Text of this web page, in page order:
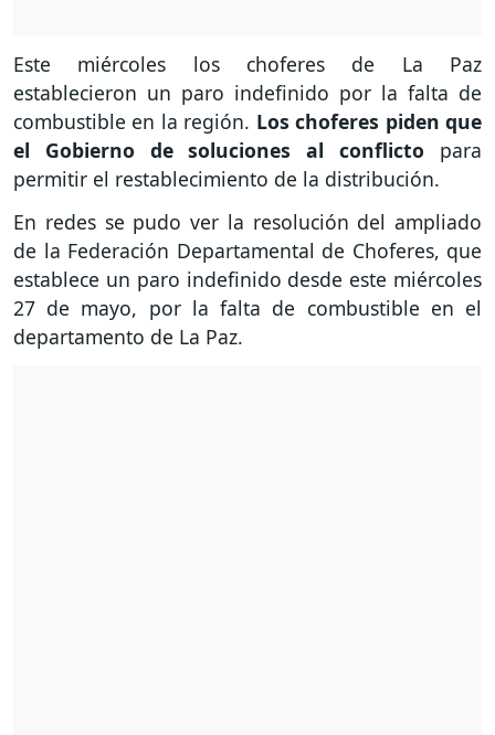
Este miércoles los choferes de La Paz
establecieron un paro indefinido por la falta de
combustible en la región. Los choferes piden que
el Gobierno de soluciones al conflicto para
permitir el restablecimiento de la distribución.
En redes se pudo ver la resolución del ampliado
de la Federación Departamental de Choferes, que
establece un paro indefinido desde este miércoles
27 de mayo, por la falta de combustible en el
departamento de La Paz.